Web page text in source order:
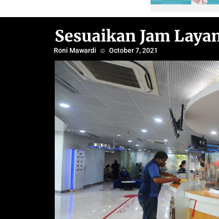
Sesuaikan Jam
Roni Mawardi October 7, 2021